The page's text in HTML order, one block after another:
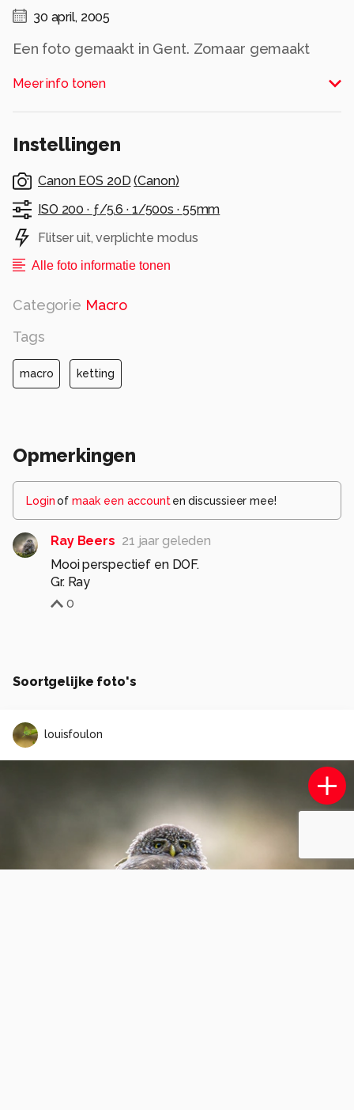
30 april, 2005
Een foto gemaakt in Gent. Zomaar gemaakt
(Geen) begin zonder einde
Meer info tonen
Instellingen
Canon EOS 20D (Canon)
ISO 200 · ƒ/5.6 · 1/500s · 55mm
Flitser uit, verplichte modus
Alle foto informatie tonen
Categorie Macro
Tags
macro ketting
Opmerkingen
Loginof maak een account en discussieer mee!
Ray Beers 21 jaar geleden
Mooi perspectief en DOF.
Gr. Ray
0
Soortgelijke foto's
louisfoulon